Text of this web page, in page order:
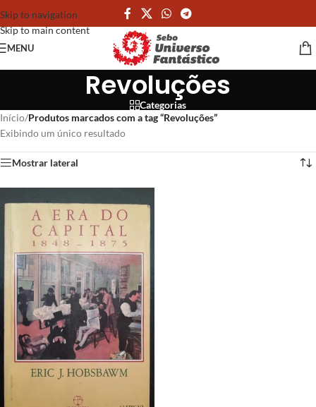
Skip to navigation
Skip to main content
MENU
Revoluções
Categorias
Início/Produtos marcados com a tag “Revoluções”
Exibindo um único resultado
Mostrar lateral